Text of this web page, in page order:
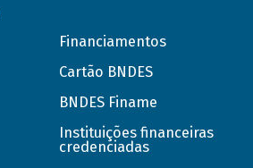
Financiamentos
Cartão BNDES
BNDES Finame
Instituições financeiras
credenciadas